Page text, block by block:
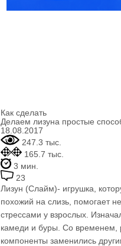
Как сделать
Делаем лизуна простые
18.08.2017
247.3 тыс.
165.7 тыс.
3 мин.
23
Лизун (Слайм)- игрушка,
похожий на слизь, помогает
стрессами у взрослых.
камеди и буры. Со временем,
компоненты заменились